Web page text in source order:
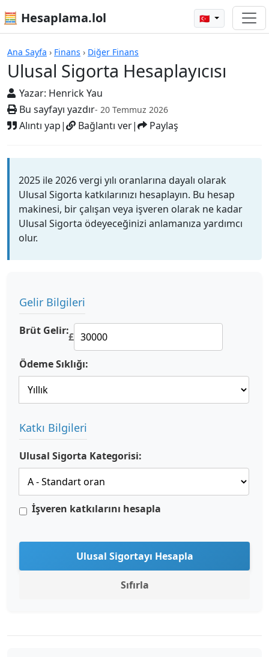
🧮 Hesaplama.lol 🇹🇷
Ana Sayfa › Finans › Diğer Finans
Ulusal Sigorta Hesaplayıcısı
Yazar: Henrick Yau
Bu sayfayı yazdır- 20 Temmuz 2026
Alıntı yap| Bağlantı ver| Paylaş
Hesap Makineleri
2025 ile 2026 vergi yılı oranlarına dayalı olarak
Ulusal Sigorta katkılarınızı hesaplayın. Bu hesap
makinesi, bir çalışan veya işveren olarak ne kadar
Ulusal Sigorta ödeyeceğinizi anlamanıza yardımcı
olur.
Gelir Bilgileri
Brüt Gelir:£
Ödeme Sıklığı:
Katkı Bilgileri
Ulusal Sigorta Kategorisi:
İşveren katkılarını hesapla
Ulusal Sigortayı Hesapla
Sıfırla